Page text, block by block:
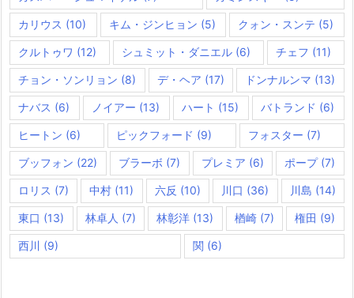
カリウス (10) キム・ジンヒョン (5) クォン・スンテ (5)
クルトゥワ (12) シュミット・ダニエル (6) チェフ (11)
チョン・ソンリョン (8) デ・ヘア (17) ドンナルンマ (13)
ナバス (6) ノイアー (13) ハート (15) バトランド (6)
ヒートン (6) ピックフォード (9) フォスター (7)
ブッフォン (22) ブラーボ (7) プレミア (6) ポープ(7)
ロリス (7) 中村 (11) 六反 (10) 川口 (36) 川島 (14)
東口 (13) 林卓人 (7) 林彰洋 (13) 楢崎(7) 権田 (9)
西川 (9) 関 (6)